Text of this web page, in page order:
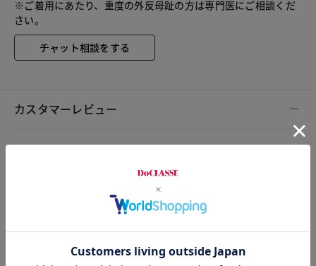
※ご着用にあたり、重度の外反母趾の方は専門医にご相談くだ
さい。
チャット相談をする
カスタマーレビュー
2レビュー